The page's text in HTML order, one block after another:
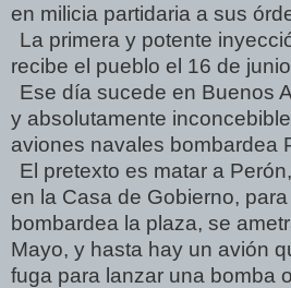
en milicia partidaria a sus
La primera y potente
recibe el pueblo el 16 de
Ese día sucede en Buenos
y absolutamente
aviones navales bombardea
El pretexto es matar a
en la Casa de Gobierno,
bombardea la plaza, se
Mayo, y hasta hay un avión
fuga para lanzar una bomba